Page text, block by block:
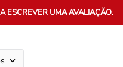
ESCREVER UMA AVALIAÇÃO.